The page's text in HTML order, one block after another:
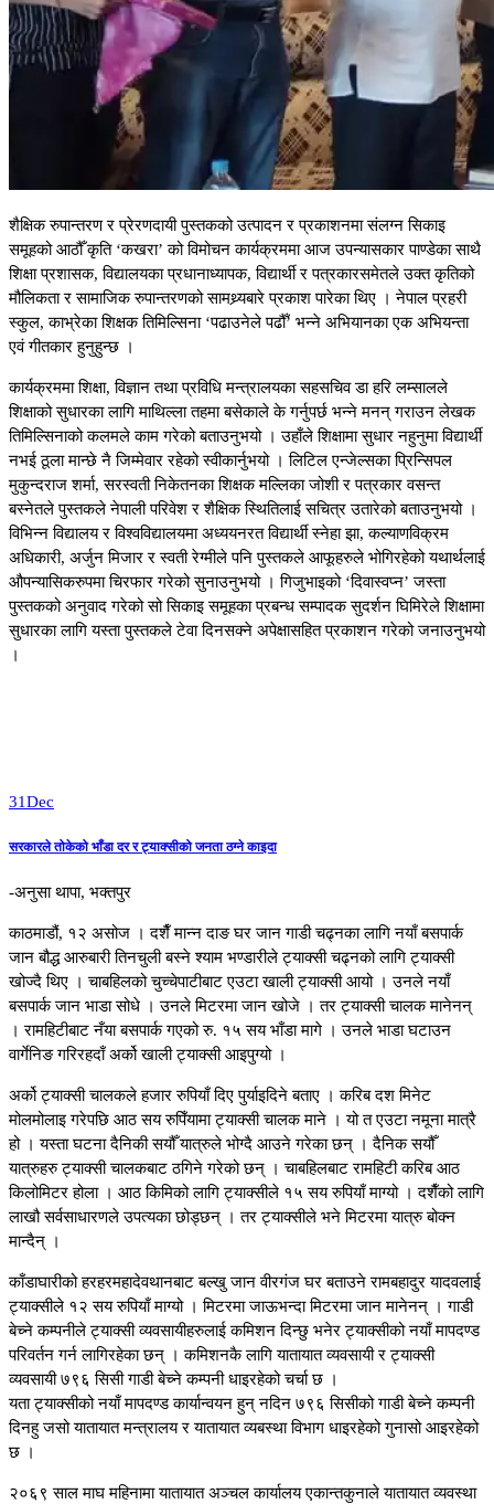
शैक्षिक रुपान्तरण र प्रेरणदायी पुस्तकको उत्पादन र प्रकाशनमा संलग्न सिकाइ
समूहको आठौँ कृति ‘कखरा’ को विमोचन कार्यक्रममा आज उपन्यासकार पाण्डेका साथै
शिक्षा प्रशासक, विद्यालयका प्रधानाध्यापक, विद्यार्थी र पत्रकारसमेतले उक्त कृतिको
मौलिकता र सामाजिक रुपान्तरणको सामथ्र्यबारे प्रकाश पारेका थिए । नेपाल प्रहरी
स्कुल, काभ्रेका शिक्षक तिमिल्सिना ‘पढाउनेले पढौँ’ भन्ने अभियानका एक अभियन्ता
एवं गीतकार हुनुहुन्छ ।
कार्यक्रममा शिक्षा, विज्ञान तथा प्रविधि मन्त्रालयका सहसचिव डा हरि लम्सालले
शिक्षाको सुधारका लागि माथिल्ला तहमा बसेकाले के गर्नुपर्छ भन्ने मनन् गराउन लेखक
तिमिल्सिनाको कलमले काम गरेको बताउनुभयो । उहाँले शिक्षामा सुधार नहुनुमा विद्यार्थी
नभई ठूला मान्छे नै जिम्मेवार रहेको स्वीकार्नुभयो । लिटिल एन्जेल्सका प्रिन्सिपल
मुकुन्दराज शर्मा, सरस्वती निकेतनका शिक्षक मल्लिका जोशी र पत्रकार वसन्त
बस्नेतले पुस्तकले नेपाली परिवेश र शैक्षिक स्थितिलाई सचित्र उतारेको बताउनुभयो ।
विभिन्न विद्यालय र विश्वविद्यालयमा अध्ययनरत विद्यार्थी स्नेहा झा, कल्याणविक्रम
अधिकारी, अर्जुन मिजार र स्वती रेग्मीले पनि पुस्तकले आफूहरुले भोगिरहेको यथार्थलाई
औपन्यासिकरुपमा चिरफार गरेको सुनाउनुभयो । गिजुभाइको ‘दिवास्वप्न’ जस्ता
पुस्तकको अनुवाद गरेको सो सिकाइ समूहका प्रबन्ध सम्पादक सुदर्शन घिमिरेले शिक्षामा
सुधारका लागि यस्ता पुस्तकले टेवा दिनसक्ने अपेक्षासहित प्रकाशन गरेको जनाउनुभयो
।
31Dec
सरकारले तोकेको भाँडा दर र ट्याक्सीको जनता ठग्ने काइदा
-अनुसा थापा, भक्तपुर
काठमाडौं, १२ असोज । दशैँ मान्न दाङ घर जान गाडी चढ्नका लागि नयाँ बसपार्क
जान बौद्ध आरुबारी तिनचुली बस्ने श्याम भण्डारीले ट्याक्सी चढ्नको लागि ट्याक्सी
खोज्दै थिए । चाबहिलको चुच्चेपाटीबाट एउटा खाली ट्याक्सी आयो । उनले नयाँ
बसपार्क जान भाडा सोधे । उनले मिटरमा जान खोजे । तर ट्याक्सी चालक मानेनन्
। रामहिटीबाट नँया बसपार्क गएको रु. १५ सय भाँडा मागे । उनले भाडा घटाउन
वार्गेनिङ गरिरहदाँ अर्को खाली ट्याक्सी आइपुग्यो ।
अर्को ट्याक्सी चालकले हजार रुपियाँ दिए पुर्याइदिने बताए । करिब दश मिनेट
मोलमोलाइ गरेपछि आठ सय रुपिँयामा ट्याक्सी चालक माने । यो त एउटा नमूना मात्रै
हो । यस्ता घटना दैनिकी सयौँ यात्रुले भोग्दै आउने गरेका छन् । दैनिक सयौँ
यात्रुहरु ट्याक्सी चालकबाट ठगिने गरेको छन् । चाबहिलबाट रामहिटी करिब आठ
किलोमिटर होला । आठ किमिको लागि ट्याक्सीले १५ सय रुपियाँ माग्यो । दशैँको लागि
लाखौ सर्वसाधारणले उपत्यका छोड्छन् । तर ट्याक्सीले भने मिटरमा यात्रु बोक्न
मान्दैन् ।
काँडाघारीको हरहरमहादेवथानबाट बल्खु जान वीरगंज घर बताउने रामबहादुर यादवलाई
ट्याक्सीले १२ सय रुपियाँ माग्यो । मिटरमा जाऊभन्दा मिटरमा जान मानेनन् । गाडी
बेच्ने कम्पनीले ट्याक्सी व्यवसायीहरुलाई कमिशन दिन्छु भनेर ट्याक्सीको नयाँ मापदण्ड
परिवर्तन गर्न लागिरहेका छन् । कमिशनकै लागि यातायात व्यवसायी र ट्याक्सी
व्यवसायी ७९६ सिसी गाडी बेच्ने कम्पनी धाइरहेको चर्चा छ ।
यता ट्याक्सीको नयाँ मापदण्ड कार्यान्वयन हुन् नदिन ७९६ सिसीको गाडी बेच्ने कम्पनी
दिनहु जसो यातायात मन्त्रालय र यातायात व्यबस्था विभाग धाइरहेको गुनासो आइरहेको
छ ।
२०६९ साल माघ महिनामा यातायात अञ्चल कार्यालय एकान्तकुनाले यातायात व्यवस्था